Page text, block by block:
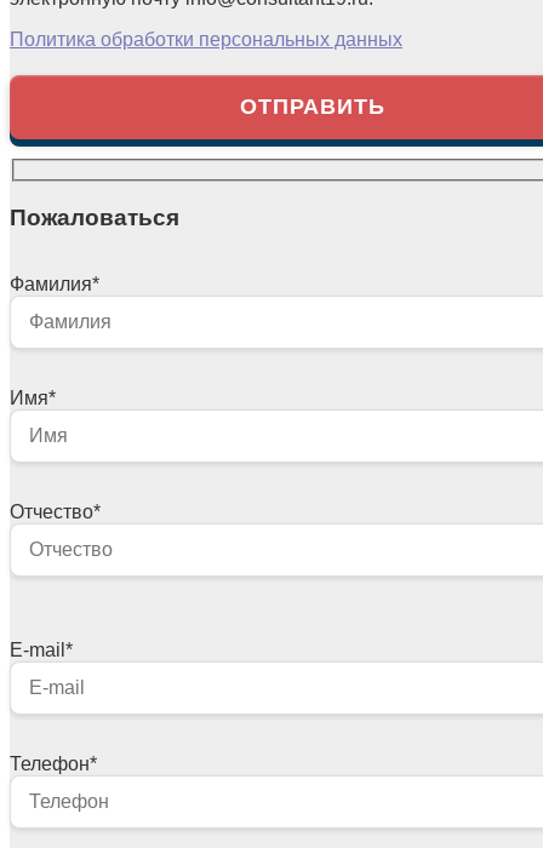
Политика обработки персональных данных
Пожаловаться
Фамилия*
Имя*
Отчество*
E-mail *
Телефон*